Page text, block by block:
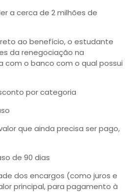
a cerca de 2 milhões de
ao benefício, o estudante
da renegociação na
o banco com o qual possui
por categoria
que ainda precisa ser pago,
de 90 dias
dos encargos (como juros e
principal, para pagamento à